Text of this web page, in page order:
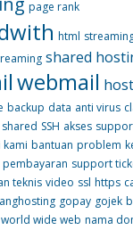
page rank
html
shared
webmail
backup data anti virus
shared SSH akses
kami bantuan problem
support
teknis video ssl https
gopay gojek
world wide web nama